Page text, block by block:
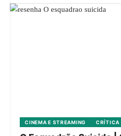
CINEMA E STREAMING CRÍTICA